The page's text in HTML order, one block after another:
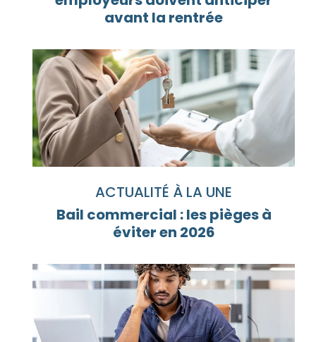
avant la rentrée
ACTUALITÉ À LA UNE
Bail commercial : les pièges à
éviter en 2026